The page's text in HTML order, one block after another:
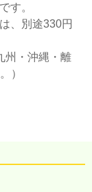
す。
、別途330円
州・沖縄・離
）